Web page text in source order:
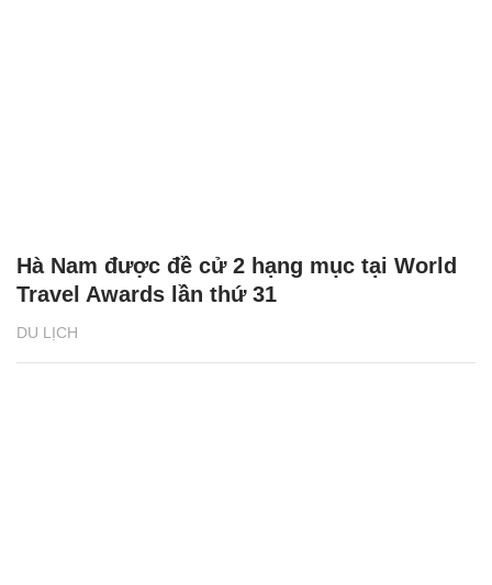
DU LỊCH
Hà Nam được đề cử 2 hạng mục tại World
Travel Awards lần thứ 31